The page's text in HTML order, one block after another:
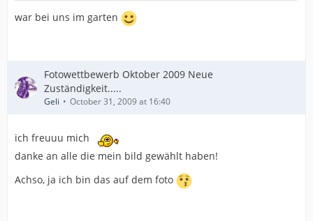
war bei uns im garten
Fotowettbewerb Oktober 2009 Neue
Zuständigkeit.....
Geli October 31, 2009 at 16:40
ich freuuu mich
danke an alle die mein bild gewählt haben!
Achso, ja ich bin das auf dem foto